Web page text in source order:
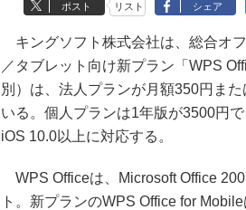
ポスト リスト シェア
キングソフト株式会社は、総合オ
／タブレット向け新プラン「WPS
別）は、法人プランが月額350円ま
いる。個人プランは1年版が3500円
iOS 10.0以上に対応する。
WPS Officeは、Microsoft Office
ト。新プランのWPS Office for